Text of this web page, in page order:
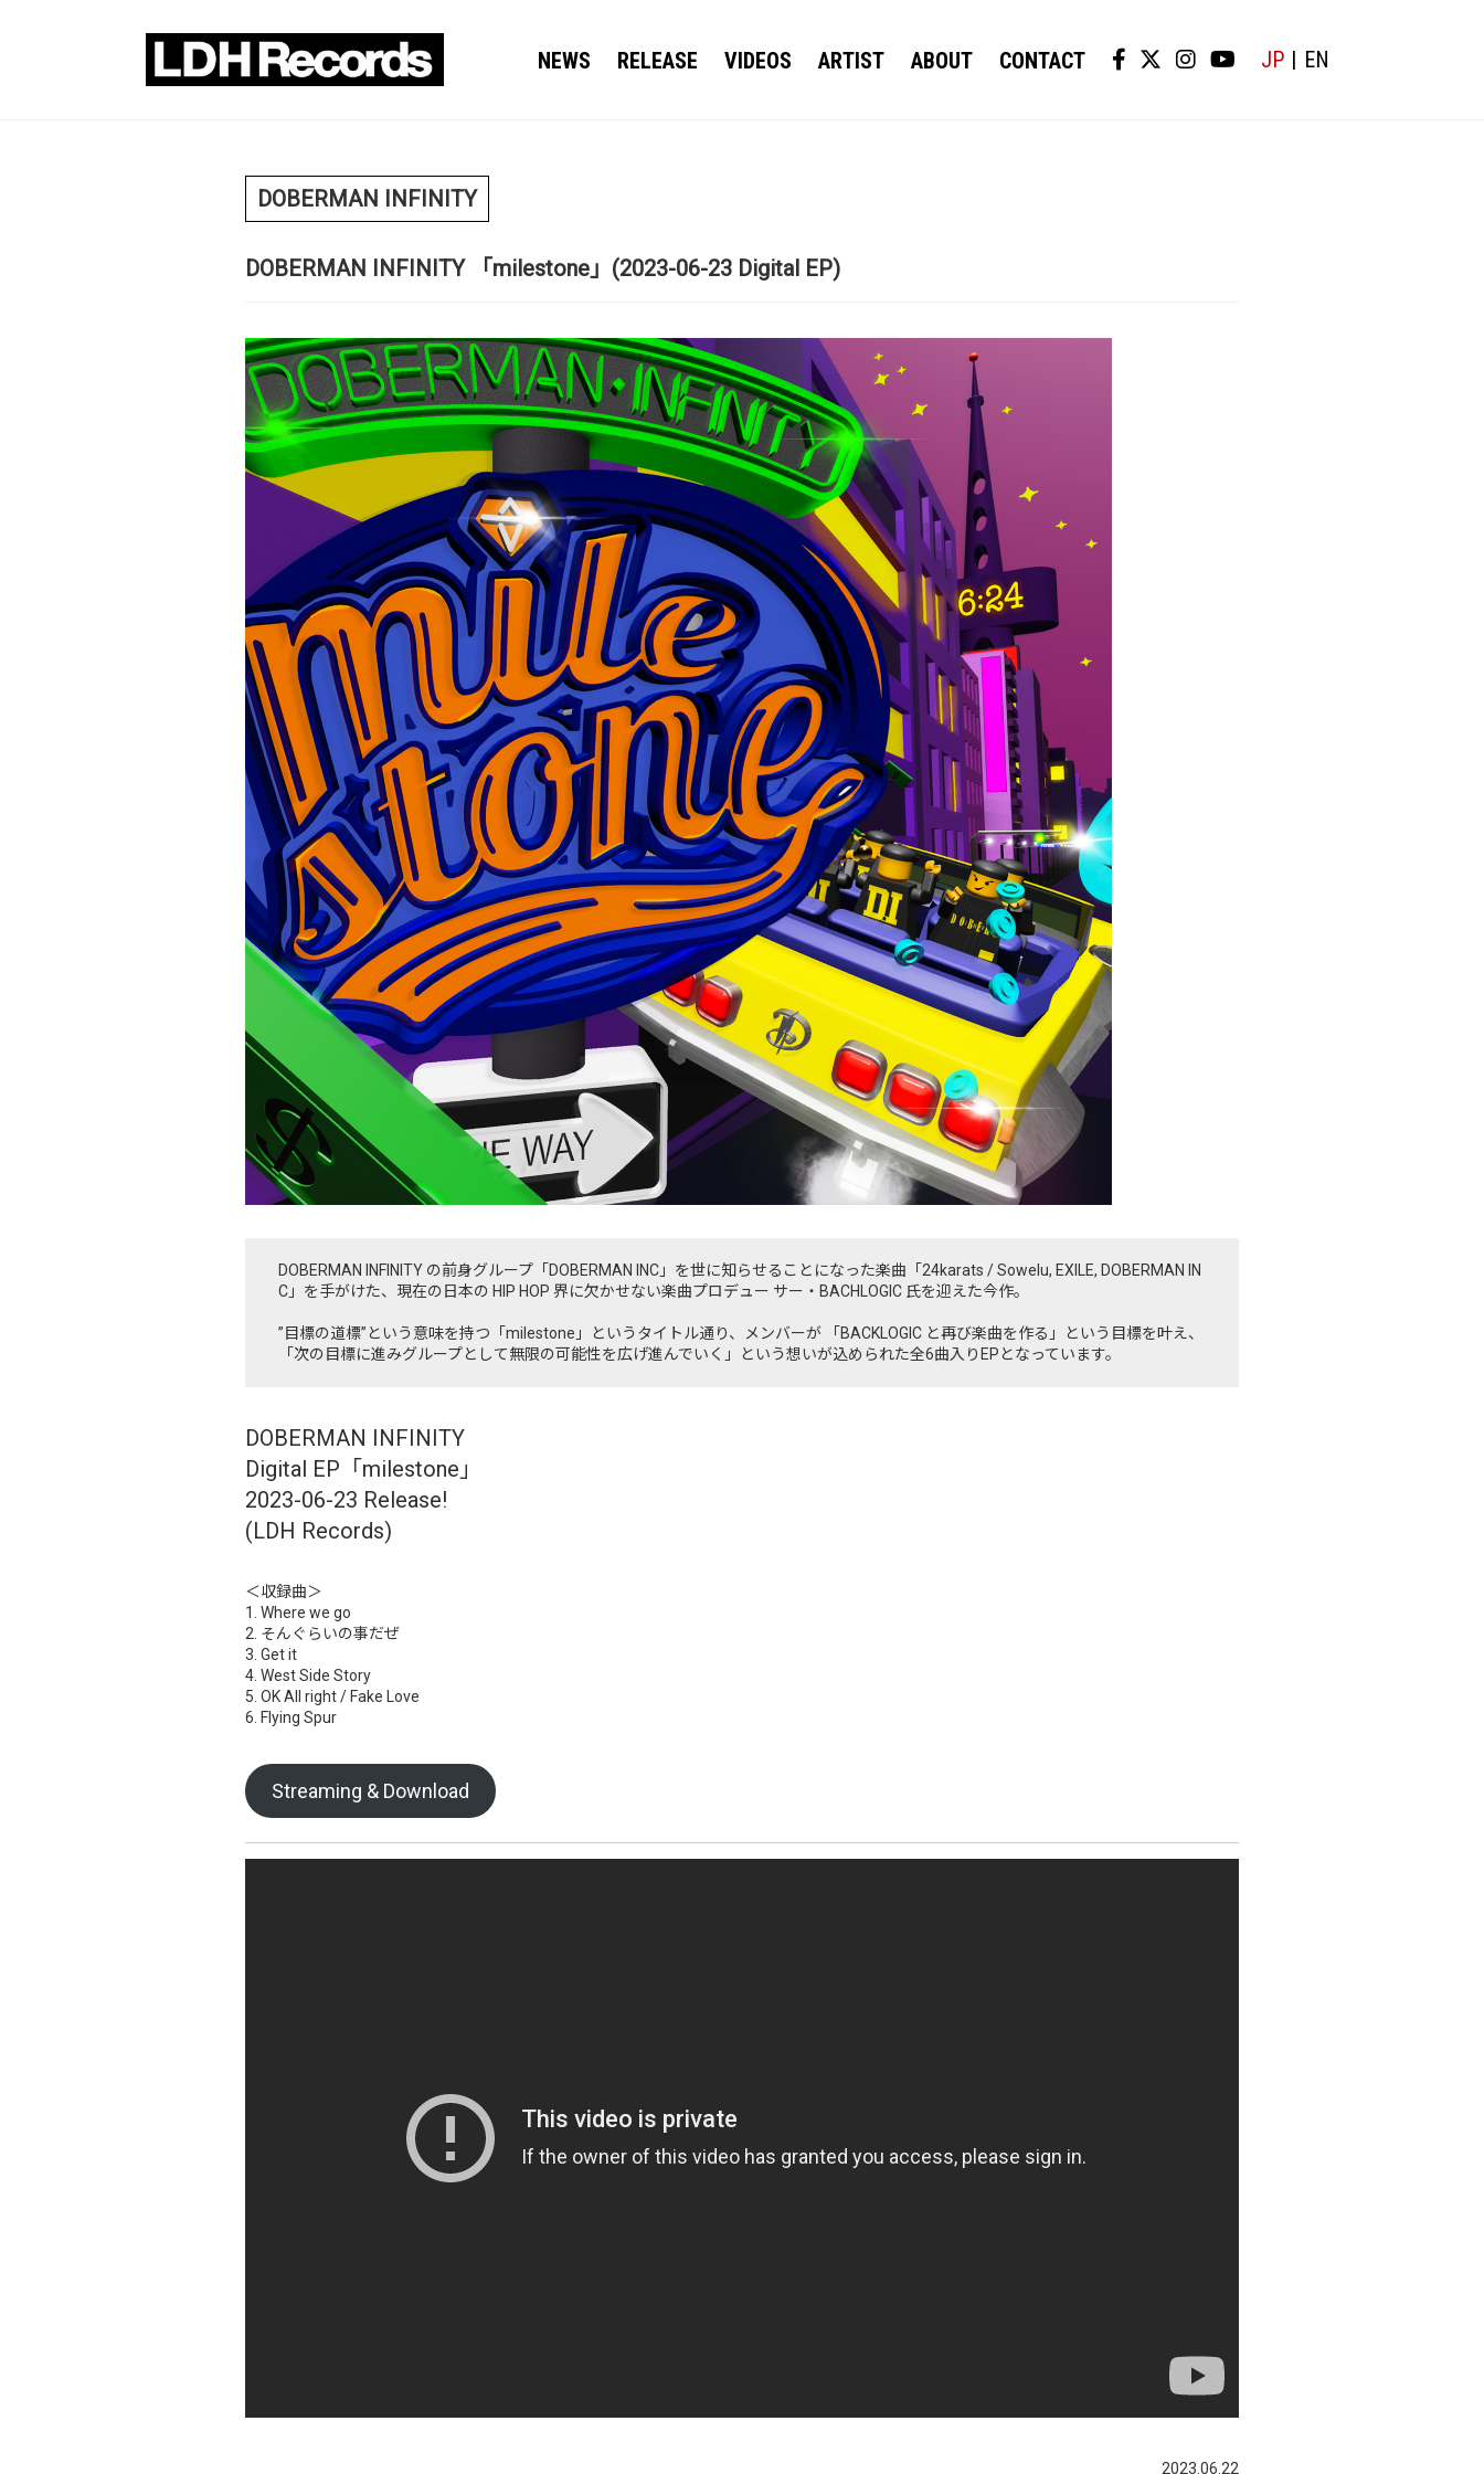
NEWS RELEASE VIDEOS ARTIST ABOUT CONTACT JP EN
DOBERMAN INFINITY
DOBERMAN INFINITY 「milestone」(2023-06-23 Digital EP)
DOBERMAN INFINITY の前身グループ「DOBERMAN INC」を世に知らせることになった楽曲「24karats / Sowelu, EXILE, DOBERMAN IN
C」を手がけた、現在の日本の HIP HOP 界に欠かせない楽曲プロデュー サー・BACHLOGIC 氏を迎えた今作。
”目標の道標”という意味を持つ「milestone」というタイトル通り、メンバーが 「BACKLOGIC と再び楽曲を作る」という目標を叶え、
「次の目標に進みグループとして無限の可能性を広げ進んでいく」という想いが込められた全6曲入りEPとなっています。
DOBERMAN INFINITY
Digital EP「milestone」
2023-06-23 Release!
(LDH Records)
＜収録曲＞
1. Where we go
2. そんぐらいの事だぜ
3. Get it
4. West Side Story
5. OK All right / Fake Love
6. Flying Spur
Streaming & Download
2023.06.22